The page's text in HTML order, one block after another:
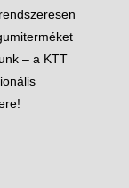
– a KTT